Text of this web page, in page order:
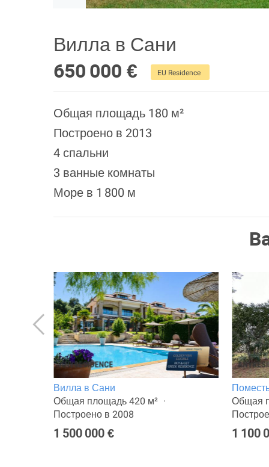
Вилла в Сани
650 000 €
EU Residence
Общая площадь 180 м²
Построено в 2013
4 спальни
3 ванные комнаты
Море в 1 800 м
Вилла в Сани
Общая площадь 420 м²
Построено в 2008
1 500 000 €
Общая
1 100